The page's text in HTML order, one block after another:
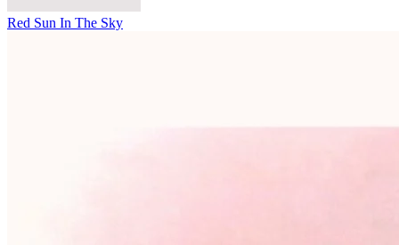
Red Sun In The Sky